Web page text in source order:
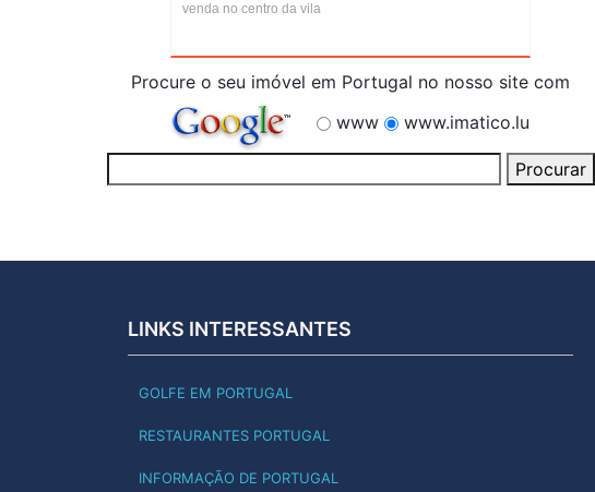
venda no centro da vila
Procure o seu imóvel em Portugal no nosso site com
www
www.imatico.lu
LINKS INTERESSANTES
GOLFE EM PORTUGAL
RESTAURANTES PORTUGAL
INFORMAÇÃO DE PORTUGAL